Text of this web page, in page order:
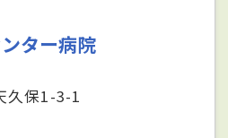
ター病院
久保1-3-1